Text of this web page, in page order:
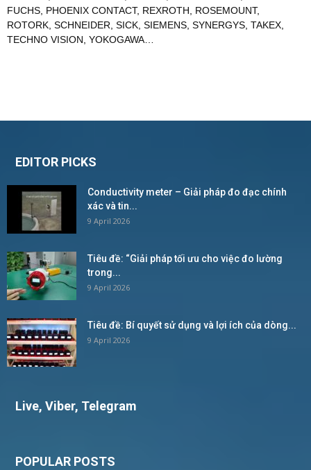
FUCHS, PHOENIX CONTACT, REXROTH, ROSEMOUNT,
ROTORK, SCHNEIDER, SICK, SIEMENS, SYNERGYS, TAKEX,
TECHNO VISION, YOKOGAWA…
EDITOR PICKS
Conductivity meter – Giải pháp đo đạc chính
xác và tin...
9 April 2026
Tiêu đề: “Giải pháp tối ưu cho việc đo lường
trong...
9 April 2026
Tiêu đề: Bí quyết sử dụng và lợi ích của dòng...
9 April 2026
Live, Viber, Telegram
POPULAR POSTS